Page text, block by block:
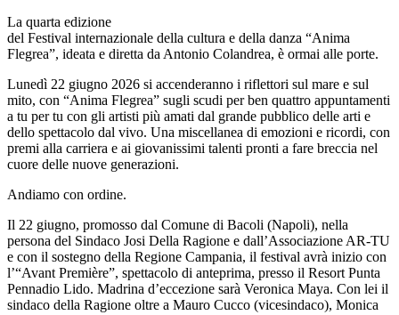
La quarta edizione
del Festival internazionale della cultura e della danza “Anima
Flegrea”, ideata e diretta da Antonio Colandrea, è ormai alle porte.
Lunedì 22 giugno 2026 si accenderanno i riflettori sul mare e sul
mito, con “Anima Flegrea” sugli scudi per ben quattro appuntamenti
a tu per tu con gli artisti più amati dal grande pubblico delle arti e
dello spettacolo dal vivo. Una miscellanea di emozioni e ricordi, con
premi alla carriera e ai giovanissimi talenti pronti a fare breccia nel
cuore delle nuove generazioni.
Andiamo con ordine.
Il 22 giugno, promosso dal Comune di Bacoli (Napoli), nella
persona del Sindaco Josi Della Ragione e dall’Associazione AR-TU
e con il sostegno della Regione Campania, il festival avrà inizio con
l’“Avant Première”, spettacolo di anteprima, presso il Resort Punta
Pennadio Lido. Madrina d’eccezione sarà Veronica Maya. Con lei il
sindaco della Ragione oltre a Mauro Cucco (vicesindaco), Monica